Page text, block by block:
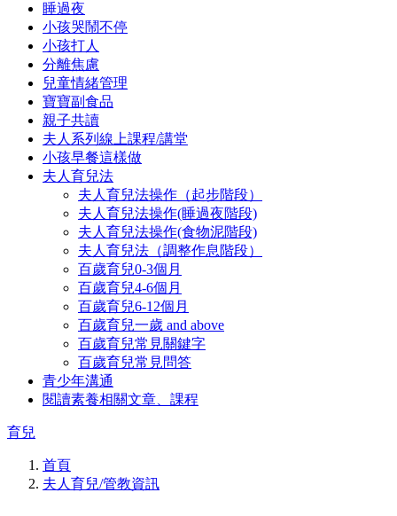
睡過夜
小孩哭鬧不停
小孩打人
分離焦慮
兒童情緒管理
寶寶副食品
親子共讀
夫人系列線上課程/講堂
小孩早餐這樣做
夫人育兒法
夫人育兒法操作（起步階段）
夫人育兒法操作(睡過夜階段)
夫人育兒法操作(食物泥階段)
夫人育兒法（調整作息階段）
百歲育兒0-3個月
百歲育兒4-6個月
百歲育兒6-12個月
百歲育兒一歲 and above
百歲育兒常見關鍵字
百歲育兒常見問答
青少年溝通
閱讀素養相關文章、課程
育兒
首頁
夫人育兒/管教資訊